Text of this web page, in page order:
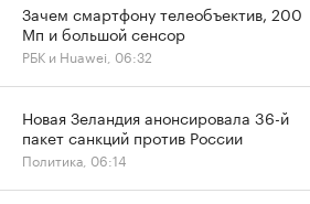
Зачем смартфону телеобъектив, 200
Мп и большой сенсор
РБК и Huawei, 06:32
Новая Зеландия анонсировала 36-й
пакет санкций против России
Политика, 06:14